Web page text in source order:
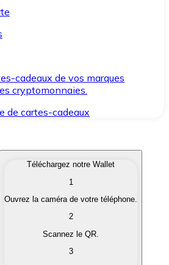
cadeaux de vos marques
cryptomonnaies.
de cartes-cadeaux
qui vous intéressent
cryptomonnaies en monnaie
Téléchargez notre Wallet
1
Ouvrez la caméra de votre téléphone.
2
Scannez le QR.
3